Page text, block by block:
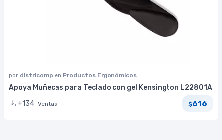
por districomp en Productos Ergonómicos
Apoya Muñecas para Teclado con gel Kensington L22801A
+134 Ventas $616